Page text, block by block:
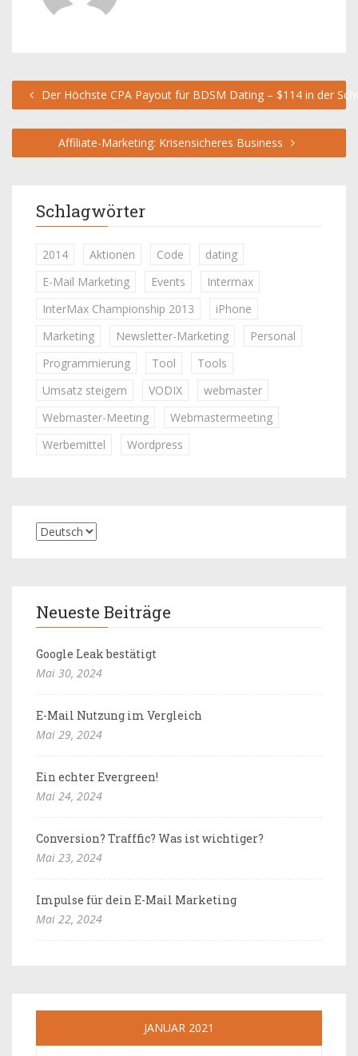
Der Höchste CPA Payout für BDSM Dating – $114 in der
Affiliate-Marketing: Krisensicheres Business
Schlagwörter
2014 Aktionen Code
dating
E-Mail Marketing
Events
Intermax
InterMax Championship 2013
iPhone
Marketing
Newsletter-Marketing
Personal
Programmierung
Tool
Tools
Umsatz steigern
VODIX
webmaster
Webmaster-Meeting
Webmastermeeting
Werbemittel
Wordpress
Neueste Beiträge
Google Leak bestätigt
Mai 30, 2024
E-Mail Nutzung im Vergleich
Mai 29, 2024
Ein echter Evergreen!
Mai 24, 2024
Conversion? Trafffic? Was ist wichtiger?
Mai 23, 2024
Impulse für dein E-Mail Marketing
Mai 22, 2024
JANUAR 2021